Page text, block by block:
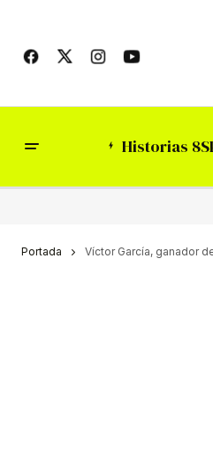
Historias
Portada Víctor García, ganador